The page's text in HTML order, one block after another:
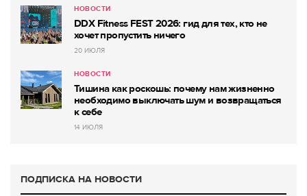
НОВОСТИ
DDX Fitness FEST 2026: гид для тех, кто не
хочет пропустить ничего
20 ИЮЛЯ
НОВОСТИ
Тишина как роскошь: почему нам жизненно
необходимо выключать шум и возвращаться
к себе
14 ИЮЛЯ
ПОДПИСКА НА НОВОСТИ